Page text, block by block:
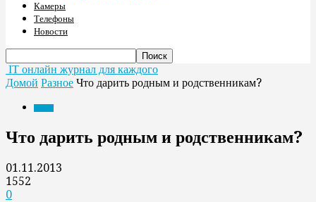
Камеры
Телефоны
Новости
IT онлайн журнал для каждого
Домой Разное Что дарить родным и родственникам?
Что дарить родным и родственникам?
01.11.2013
1552
0